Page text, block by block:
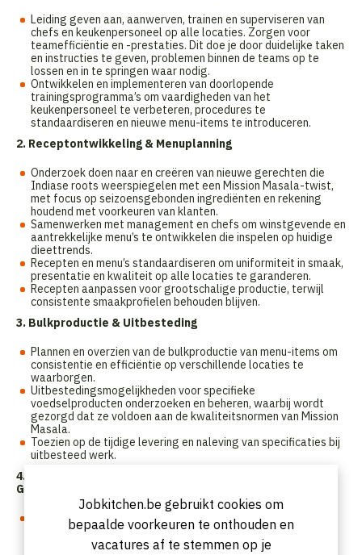
Leiding geven aan, aanwerven, trainen en superviseren van
chefs en keukenpersoneel op alle locaties. Zorgen voor
teamefficiëntie en -prestaties. Dit doe je door duidelijke taken
en instructies te geven, problemen binnen de teams op te
lossen en in te springen waar nodig.
Ontwikkelen en implementeren van doorlopende
trainingsprogramma’s om vaardigheden van het
keukenpersoneel te verbeteren, procedures te
standaardiseren en nieuwe menu-items te introduceren.
2. Receptontwikkeling & Menuplanning
Onderzoek doen naar en creëren van nieuwe gerechten die
Indiase roots weerspiegelen met een Mission Masala-twist,
met focus op seizoensgebonden ingrediënten en rekening
houdend met voorkeuren van klanten.
Samenwerken met management en chefs om winstgevende en
aantrekkelijke menu’s te ontwikkelen die inspelen op huidige
dieettrends.
Recepten en menu’s standaardiseren om uniformiteit in smaak,
presentatie en kwaliteit op alle locaties te garanderen.
Recepten aanpassen voor grootschalige productie, terwijl
consistente smaakprofielen behouden blijven.
3. Bulkproductie & Uitbesteding
Plannen en overzien van de bulkproductie van menu-items om
consistentie en efficiëntie op verschillende locaties te
waarborgen.
Uitbestedingsmogelijkheden voor specifieke
voedselproducten onderzoeken en beheren, waarbij wordt
gezorgd dat ze voldoen aan de kwaliteitsnormen van Mission
Masala.
Toezien op de tijdige levering en naleving van specificaties bij
uitbesteed werk.
4. Kwaliteitscontrole & Naleving
Gezondheidsvoorschriften
Toezicht houden op en handhaven van de hoogste
kwaliteitsnormen in mise-en-place en bereidingen, met
consistentie in smaak, presentatie en portiegrootte op alle
Jobkitchen.be gebruikt cookies om
bepaalde voorkeuren te onthouden en
vacatures af te stemmen op je